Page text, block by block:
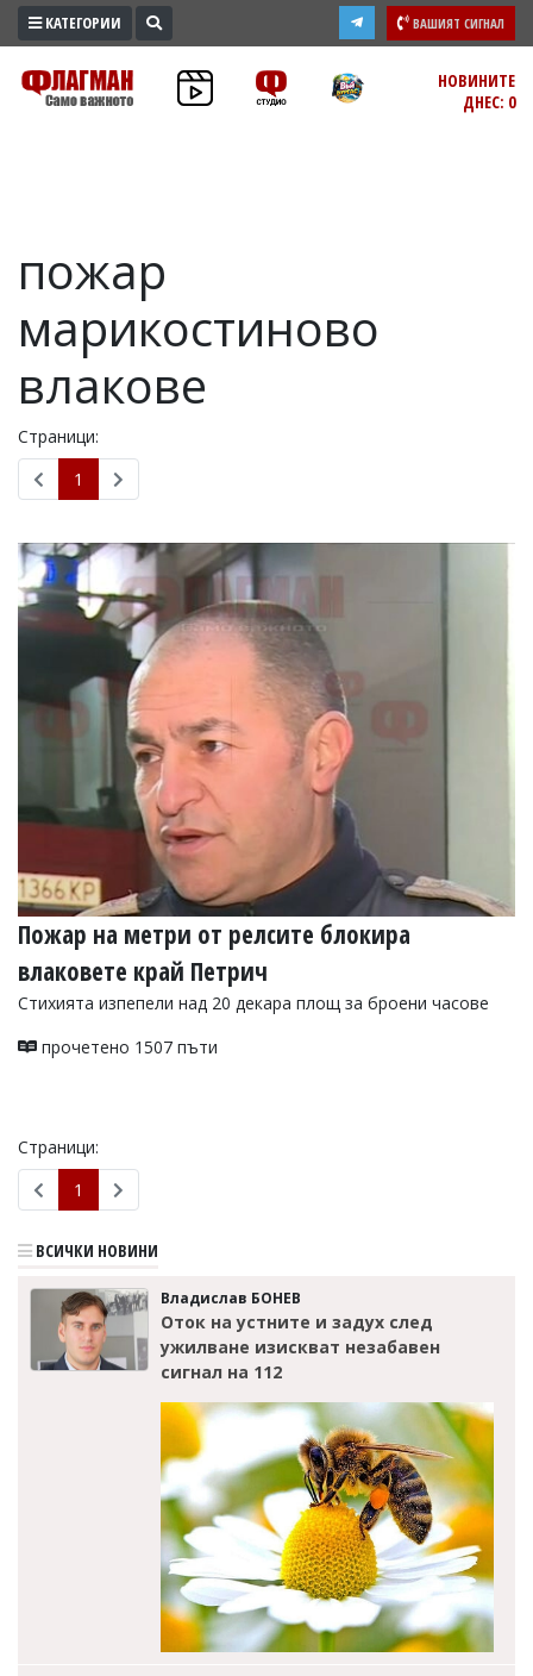
ПРОМО
ЗОНА
ЗДРАВЕ
ПОЛИТИКА
ОБЩЕСТВО
ЛАЙФСТАЙЛ
ВОЙНАТА
В
УКРАЙНА
СПОРТ
РАЗСЛЕДВАНЕ
email:
v.vasilev@flagman.bg
Касабова,
еmail:k.kassabova@flagman.bg
Главен
редактор:
Иван
Колев,
office@flagman.bg
се
въвеждат
и
редакцията
отговорност
тях!
КАТЕГОРИИ ВАШИЯТ СИГНАЛ
НОВИНИТЕ
ДНЕС: 0
пожар
марикостиново
влакове
Страници:
1
Пожар на метри от релсите блокира
влаковете край Петрич
Стихията изпепели над 20 декара площ за броени часове
прочетено 1507 пъти
Страници:
1
ВСИЧКИ НОВИНИ
Владислав БОНЕВ
Оток на устните и задух след
ужилване изискват незабавен
сигнал на 112